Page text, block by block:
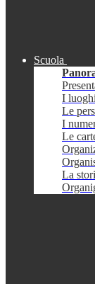
Scuola
I luoghi
Le
I
Le
La